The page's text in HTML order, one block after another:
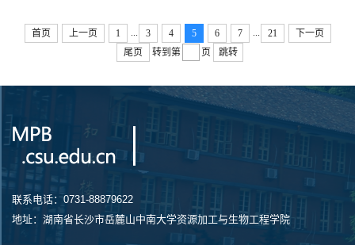
首页 上一页 1 ... 3 4 5 6 7 ... 21
下一页
尾页
转到第 页 跳转
联系电话：0731-88879622
地址：湖南省长沙市岳麓山中南大学资源加工与生物工程学院